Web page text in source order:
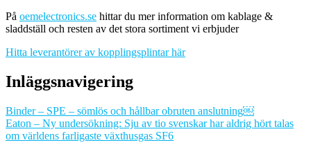
På oemelectronics.se hittar du mer information om kablage &
sladdställ och resten av det stora sortiment vi erbjuder
Hitta leverantörer av kopplingsplintar här
Inläggsnavigering
Binder – SPE – sömlös och hållbar obruten anslutning￼
Eaton – Ny undersökning: Sju av tio svenskar har aldrig hört talas
om världens farligaste växthusgas SF6